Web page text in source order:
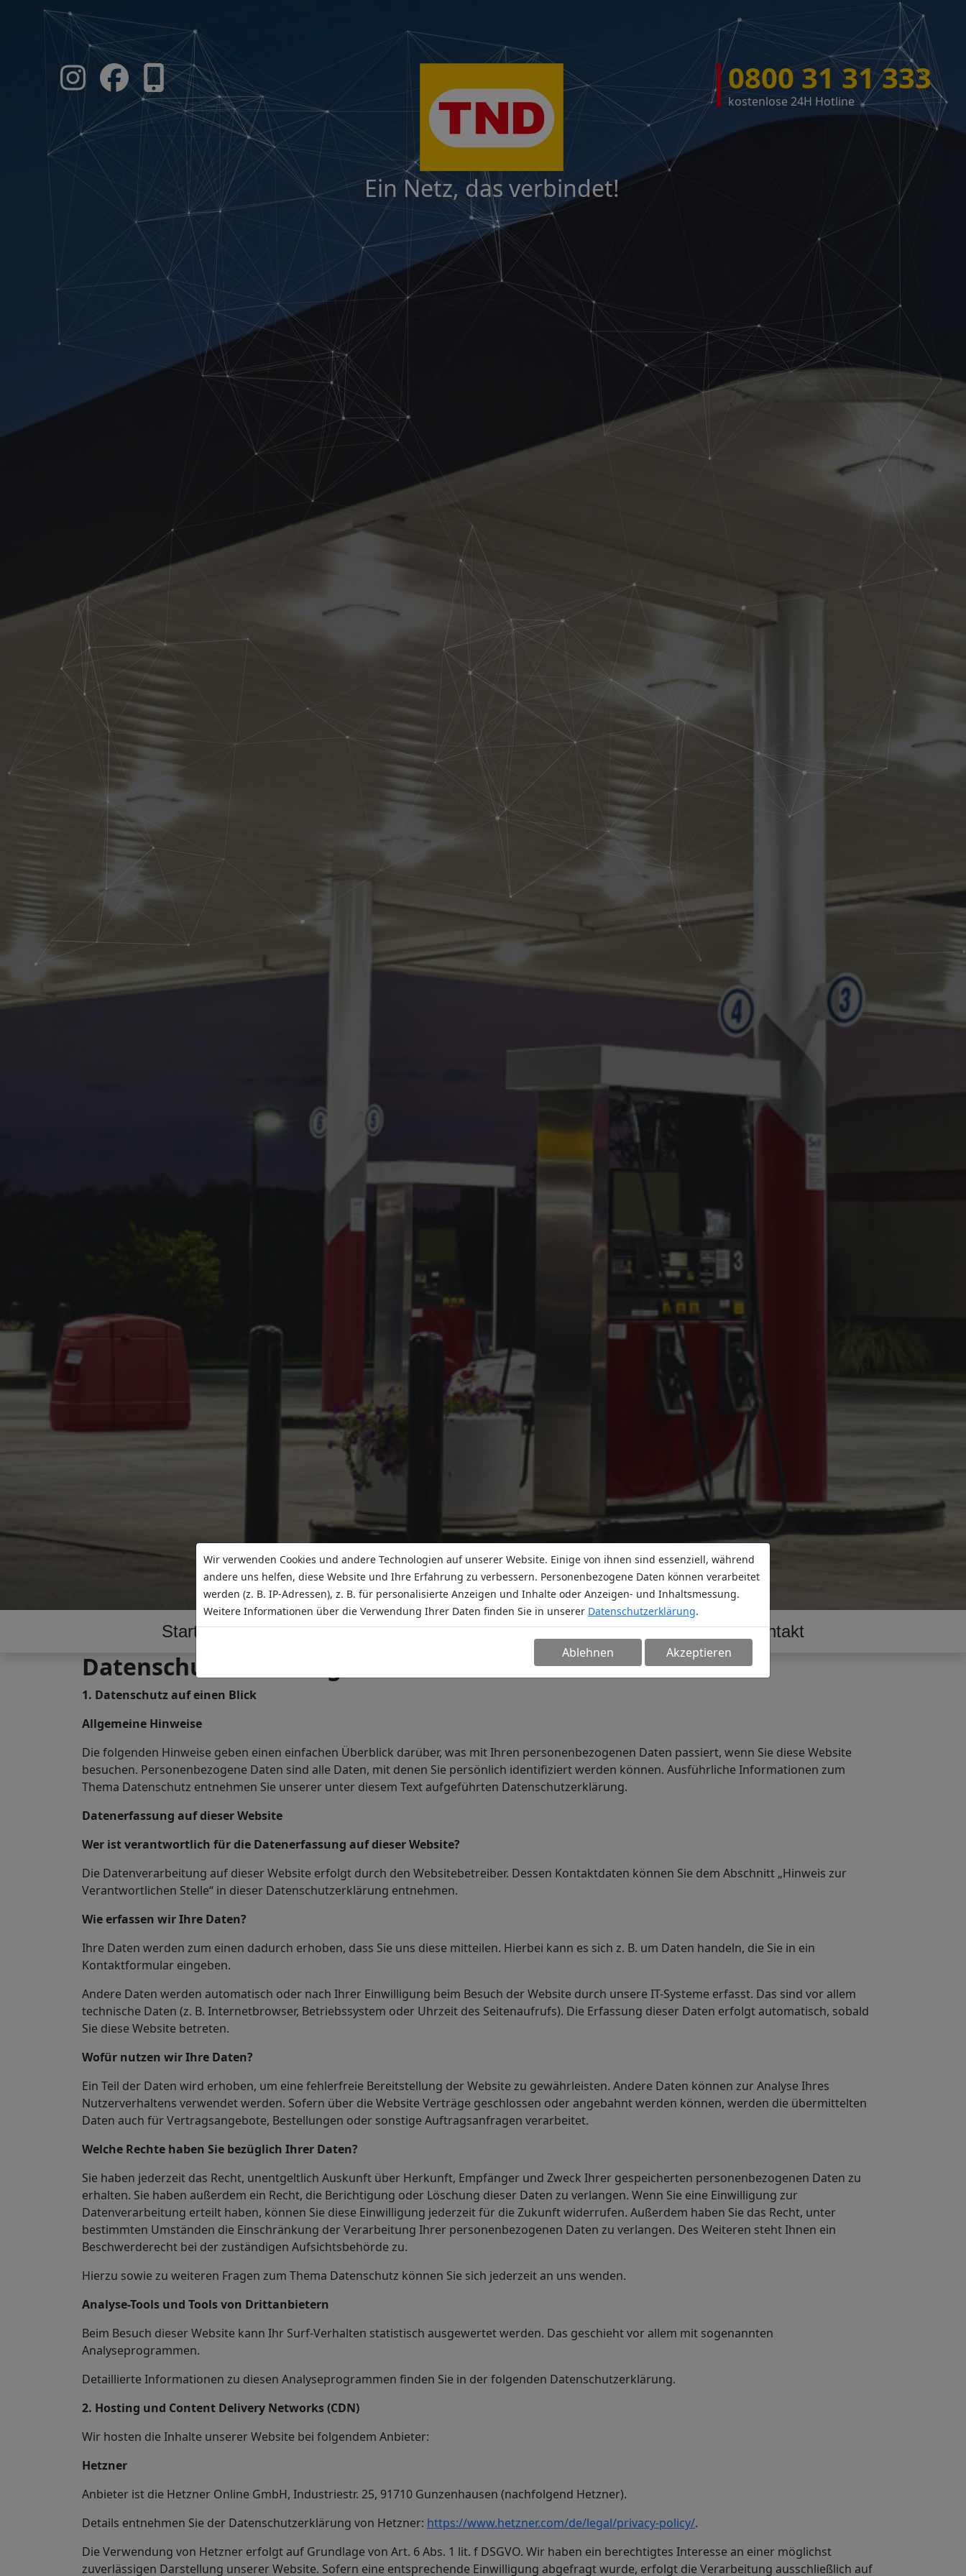
Ein Netz, das verbindet!
0800 31 31 333
kostenlose 24H Hotline
Start Tankstellen Service Unternehmen Partnerschaft Kontakt
Datenschutz­erklärung
1. Datenschutz auf einen Blick
Allgemeine Hinweise
Die folgenden Hinweise geben einen einfachen Überblick darüber, was mit Ihren personenbezogenen Daten passiert, wenn Sie diese Website
besuchen. Personenbezogene Daten sind alle Daten, mit denen Sie persönlich identifiziert werden können. Ausführliche Informationen zum
Thema Datenschutz entnehmen Sie unserer unter diesem Text aufgeführten Datenschutzerklärung.
Datenerfassung auf dieser Website
Wer ist verantwortlich für die Datenerfassung auf dieser Website?
Die Datenverarbeitung auf dieser Website erfolgt durch den Websitebetreiber. Dessen Kontaktdaten können Sie dem Abschnitt „Hinweis zur
Verantwortlichen Stelle“ in dieser Datenschutzerklärung entnehmen.
Wie erfassen wir Ihre Daten?
Ihre Daten werden zum einen dadurch erhoben, dass Sie uns diese mitteilen. Hierbei kann es sich z. B. um Daten handeln, die Sie in ein
Kontaktformular eingeben.
Andere Daten werden automatisch oder nach Ihrer Einwilligung beim Besuch der Website durch unsere IT-Systeme erfasst. Das sind vor allem
technische Daten (z. B. Internetbrowser, Betriebssystem oder Uhrzeit des Seitenaufrufs). Die Erfassung dieser Daten erfolgt automatisch, sobald
Sie diese Website betreten.
Wofür nutzen wir Ihre Daten?
Ein Teil der Daten wird erhoben, um eine fehlerfreie Bereitstellung der Website zu gewährleisten. Andere Daten können zur Analyse Ihres
Nutzerverhaltens verwendet werden. Sofern über die Website Verträge geschlossen oder angebahnt werden können, werden die übermittelten
Daten auch für Vertragsangebote, Bestellungen oder sonstige Auftragsanfragen verarbeitet.
Welche Rechte haben Sie bezüglich Ihrer Daten?
Sie haben jederzeit das Recht, unentgeltlich Auskunft über Herkunft, Empfänger und Zweck Ihrer gespeicherten personenbezogenen Daten zu
erhalten. Sie haben außerdem ein Recht, die Berichtigung oder Löschung dieser Daten zu verlangen. Wenn Sie eine Einwilligung zur
Datenverarbeitung erteilt haben, können Sie diese Einwilligung jederzeit für die Zukunft widerrufen. Außerdem haben Sie das Recht, unter
bestimmten Umständen die Einschränkung der Verarbeitung Ihrer personenbezogenen Daten zu verlangen. Des Weiteren steht Ihnen ein
Beschwerderecht bei der zuständigen Aufsichtsbehörde zu.
Hierzu sowie zu weiteren Fragen zum Thema Datenschutz können Sie sich jederzeit an uns wenden.
Analyse-Tools und Tools von Dritt­anbietern
Beim Besuch dieser Website kann Ihr Surf-Verhalten statistisch ausgewertet werden. Das geschieht vor allem mit sogenannten
Analyseprogrammen.
Detaillierte Informationen zu diesen Analyseprogrammen finden Sie in der folgenden Datenschutzerklärung.
2. Hosting und Content Delivery Networks (CDN)
Wir hosten die Inhalte unserer Website bei folgendem Anbieter:
Hetzner
Anbieter ist die Hetzner Online GmbH, Industriestr. 25, 91710 Gunzenhausen (nachfolgend Hetzner).
Details entnehmen Sie der Datenschutzerklärung von Hetzner: https://www.hetzner.com/de/legal/privacy-policy/.
Die Verwendung von Hetzner erfolgt auf Grundlage von Art. 6 Abs. 1 lit. f DSGVO. Wir haben ein berechtigtes Interesse an einer möglichst
zuverlässigen Darstellung unserer Website. Sofern eine entsprechende Einwilligung abgefragt wurde, erfolgt die Verarbeitung ausschließlich auf
Wir verwenden Cookies und andere Technologien auf unserer Website. Einige von ihnen sind essenziell, während
andere uns helfen, diese Website und Ihre Erfahrung zu verbessern. Personenbezogene Daten können verarbeitet
werden (z. B. IP-Adressen), z. B. für personalisierte Anzeigen und Inhalte oder Anzeigen- und Inhaltsmessung.
Weitere Informationen über die Verwendung Ihrer Daten finden Sie in unserer Datenschutzerklärung.
Ablehnen Akzeptieren